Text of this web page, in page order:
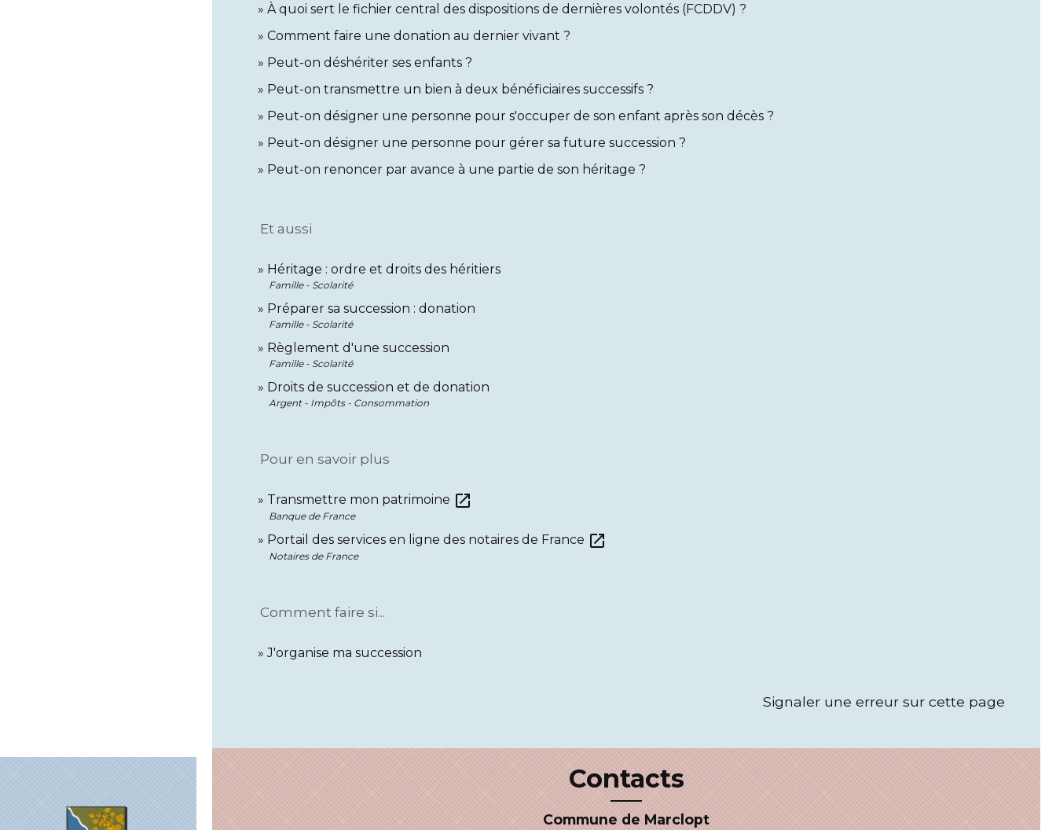
À quoi sert le fichier central des dispositions de dernières volontés (FCDDV) ?
Comment faire une donation au dernier vivant ?
Peut-on déshériter ses enfants ?
Peut-on transmettre un bien à deux bénéficiaires successifs ?
Peut-on désigner une personne pour s'occuper de son enfant après son décès ?
Peut-on désigner une personne pour gérer sa future succession ?
Peut-on renoncer par avance à une partie de son héritage ?
Et aussi
Héritage : ordre et droits des héritiers
Famille - Scolarité
Préparer sa succession : donation
Famille - Scolarité
Règlement d'une succession
Famille - Scolarité
Droits de succession et de donation
Argent - Impôts - Consommation
Pour en savoir plus
Transmettre mon patrimoine open_in_new
Banque de France
Portail des services en ligne des notaires de France open_in_new
Notaires de France
Comment faire si...
J'organise ma succession
Signaler une erreur sur cette page
Contacts
Commune de Marclopt